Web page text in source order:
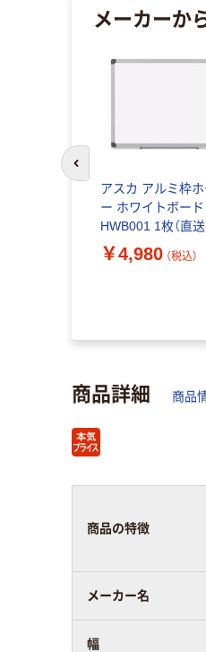
メーカーか
アスカ アルミ枠ホ
ー ホワイトボード
HWB001 1枚（直送
￥4,980 （税込）
前のスライドへ
商品詳細 商品
商品の特徴
メーカー名
幅